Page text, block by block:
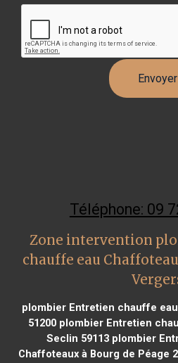
Téléphone: 09
Zone intervention
chauffe eau
plombier Entretien chauffe
51200plombier Entretien
Seclin 59113 plombier
Chaffoteaux à Bourg de Péage